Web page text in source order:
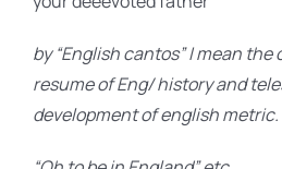
by “English cantos” I mean the
resume of Eng/ history and
development of english metric.